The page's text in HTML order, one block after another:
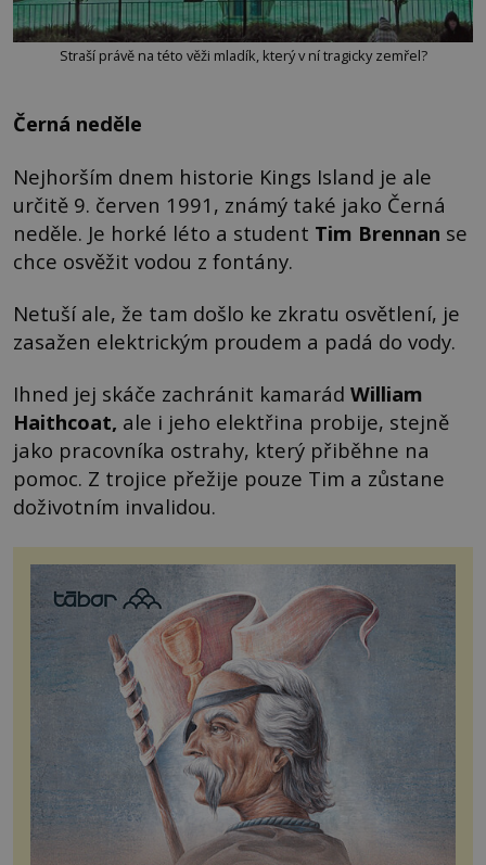
Straší právě na této věži mladík, který v ní tragicky zemřel?
Černá neděle
Nejhorším dnem historie Kings Island je ale
určitě 9. červen 1991, známý také jako Černá
neděle. Je horké léto a student Tim Brennan se
chce osvěžit vodou z fontány.
Netuší ale, že tam došlo ke zkratu osvětlení, je
zasažen elektrickým proudem a padá do vody.
Ihned jej skáče zachránit kamarád William
Haithcoat, ale i jeho elektřina probije, stejně
jako pracovníka ostrahy, který přiběhne na
pomoc. Z trojice přežije pouze Tim a zůstane
doživotním invalidou.